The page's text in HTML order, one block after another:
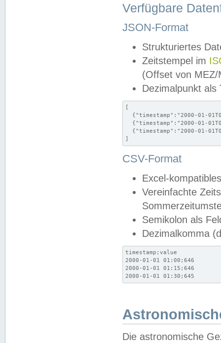
Verfügbare
JSON-Format
Strukturiertes
Zeitstempel im
(Offset von MEZ/
Dezimalpunkt als
[
{"timestamp":"2000-01-
{"timestamp":"2000-01-
{"timestamp":"2000-01-
]
CSV-Format
Excel-
Vereinfachte
Semikolon als
Dezimalkomma
timestamp;value
2000-01-01 01:00;646
2000-01-01 01:15;646
2000-01-01 01:30;645
Die astronomische